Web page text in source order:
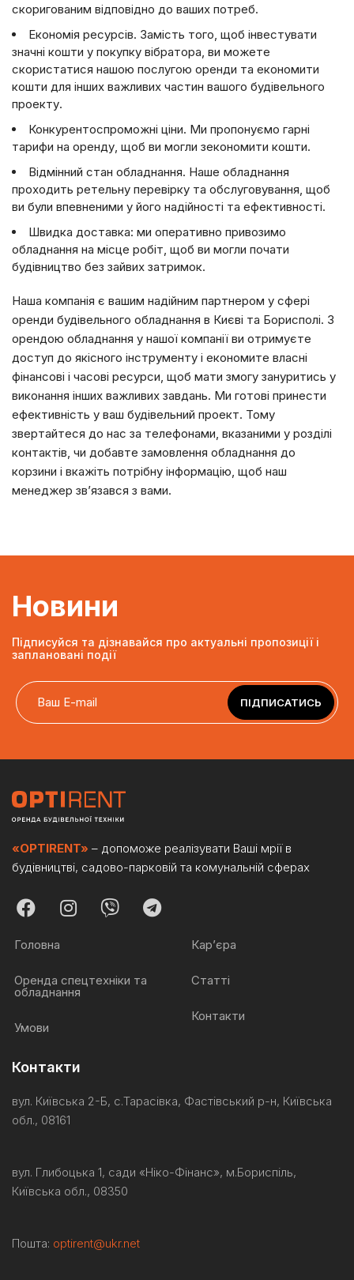
скоригованим відповідно до ваших потреб.
Економія ресурсів. Замість того, щоб інвестувати
значні кошти у покупку вібратора, ви можете
скористатися нашою послугою оренди та економити
кошти для інших важливих частин вашого будівельного
проекту.
Конкурентоспроможні ціни. Ми пропонуємо гарні
тарифи на оренду, щоб ви могли зекономити кошти.
Відмінний стан обладнання. Наше обладнання
проходить ретельну перевірку та обслуговування, щоб
ви були впевненими у його надійності та ефективності.
Швидка доставка: ми оперативно привозимо
обладнання на місце робіт, щоб ви могли почати
будівництво без зайвих затримок.
Наша компанія є вашим надійним партнером у сфері
оренди будівельного обладнання в Києві та Борисполі. З
орендою обладнання у нашої компанії ви отримуєте
доступ до якісного інструменту і економите власні
фінансові і часові ресурси, щоб мати змогу зануритись у
виконання інших важливих завдань. Ми готові принести
ефективність у ваш будівельний проект. Тому
звертайтеся до нас за телефонами, вказаними у розділі
контактів, чи добавте замовлення обладнання до
корзини і вкажіть потрібну інформацію, щоб наш
менеджер зв’язався з вами.
Новини
Підписуйся та дізнавайся про актуальні пропозиції і
заплановані події
ПІДПИСАТИСЬ
«OPTIRENT» – допоможе реалізувати Ваші мрії в
будівництві, садово-парковій та комунальній сферах
Головна
Оренда спецтехніки та
обладнання
Умови
Кар’єра
Статті
Контакти
Контакти
вул. Київська 2-Б, с.Тарасівка, Фастівський р-н, Київська
обл., 08161
вул. Глибоцька 1, сади «Ніко-Фінанс», м.Бориспіль,
Київська обл., 08350
Пошта: optirent@ukr.net